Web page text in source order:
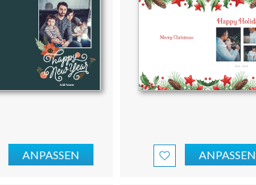
ANPASSEN ANPASSEN